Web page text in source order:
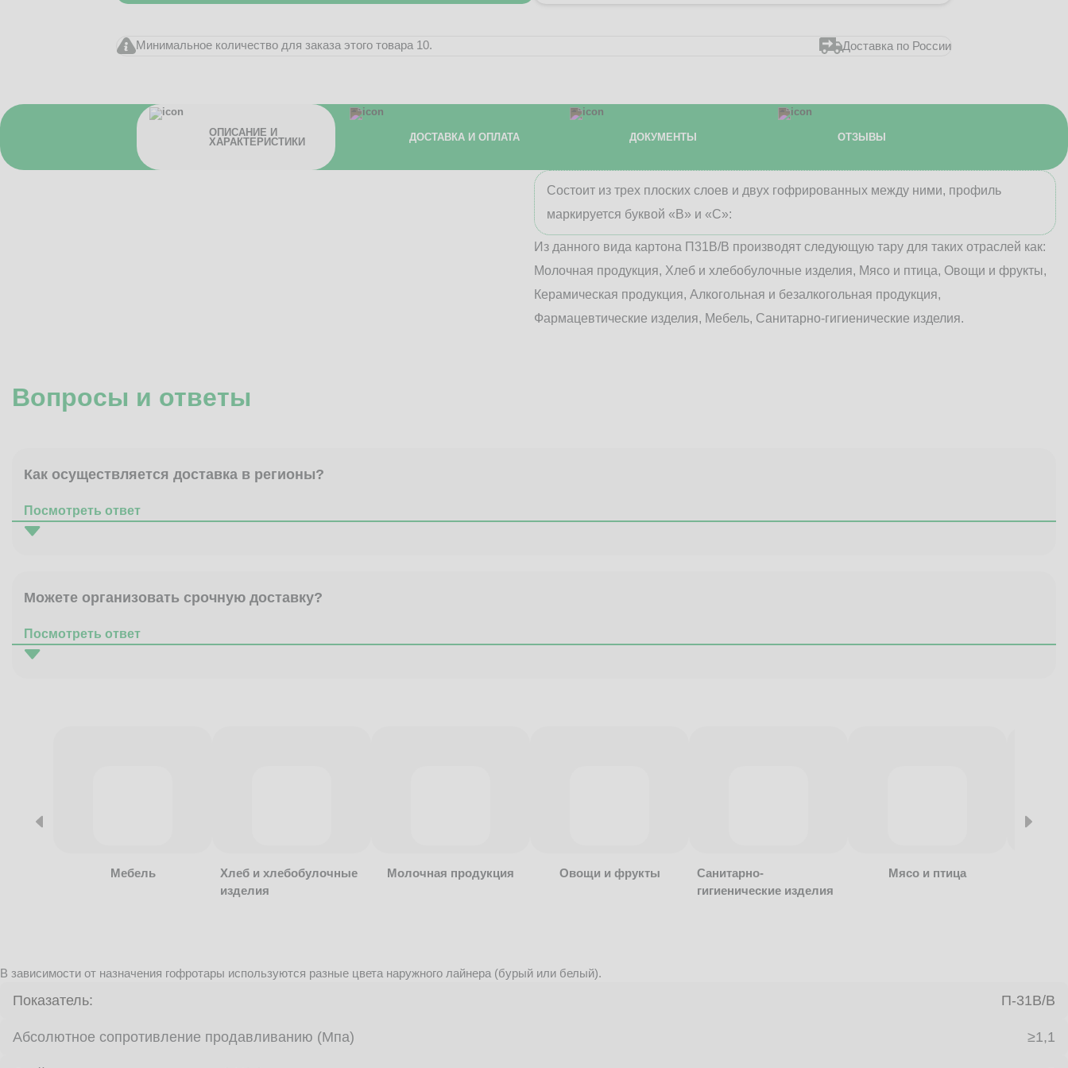
Минимальное количество для заказа этого товара 10. Доставка по России
ОПИСАНИЕ И
ХАРАКТЕРИСТИКИ
ДОСТАВКА И ОПЛАТА ДОКУМЕНТЫ ОТЗЫВЫ
Состоит из трех плоских слоев и двух гофрированных между ними, профиль
маркируется буквой «В» и «С»:
Из данного вида картона П31В/B производят следующую тару для таких отраслей как:
Молочная продукция, Хлеб и хлебобулочные изделия, Мясо и птица, Овощи и фрукты,
Керамическая продукция, Алкогольная и безалкогольная продукция,
Фармацевтические изделия, Мебель, Санитарно-гигиенические изделия.
Вопросы и ответы
Как осуществляется доставка в регионы?
Посмотреть ответ
Можете организовать срочную доставку?
Посмотреть ответ
Мебель
Хлеб и хлебобулочные
изделия
Молочная продукция Овощи и фрукты
Санитарно-
гигиенические изделия
Мясо и птица
В зависимости от назначения гофротары используются разные цвета наружного лайнера (бурый или белый).
Показатель: П-31В/B
Абсолютное сопротивление продавливанию (Мпа) ≥1,1